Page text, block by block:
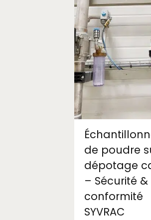
de poudre
dépotage
– Sécurité &
conformité
SYVRAC